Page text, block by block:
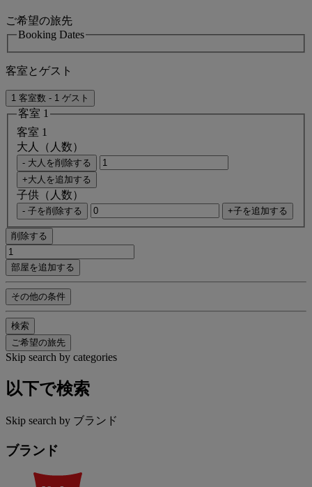
ご希望の旅先
Booking Dates
客室とゲスト
1 客室数 - 1 ゲスト
客室 1
客室 1
大人（人数）
- 大人を削除する
+大人を追加する
子供（人数）
- 子を削除する +子を追加する
削除する
部屋を追加する
その他の条件
検索
ご希望の旅先
Skip search by categories
以下で検索
Skip search by ブランド
ブランド